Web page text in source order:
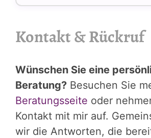
Kontakt & Rückruf
Wünschen Sie eine
Beratung? Besuchen Sie
Beratungsseite oder
Kontakt mit mir auf.
wir die Antworten, die